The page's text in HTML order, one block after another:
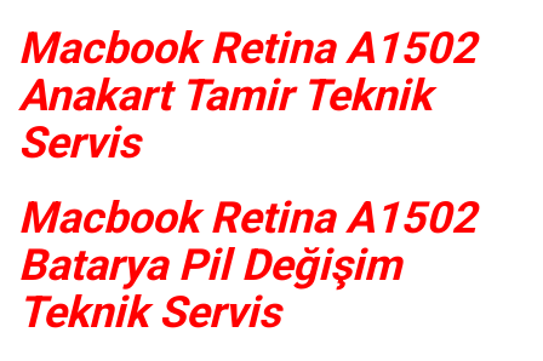
Macbook Retina A1502
Anakart Tamir Teknik
Servis
Macbook Retina A1502
Batarya Pil Değişim
Teknik Servis